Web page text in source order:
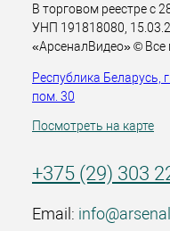
В торговом реестре с
УНП 191818080,
«АрсеналВидео» ©
Республика Беларусь,
пом. 30
Посмотреть на карте
+375 (29) 303
Email: